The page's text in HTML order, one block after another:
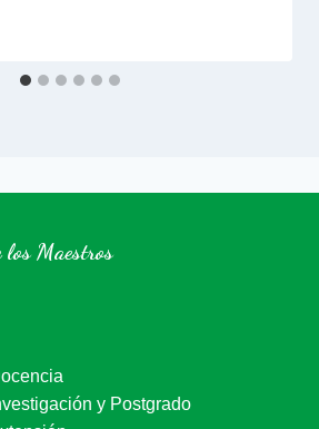
Maestros
y Postgrado